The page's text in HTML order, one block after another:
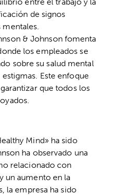
de signos
& Johnson fomenta
los empleados se
sobre su salud mental
Este enfoque
que todos los
Mind» ha sido
ha observado una
relacionado con
un aumento en la
la empresa ha sido